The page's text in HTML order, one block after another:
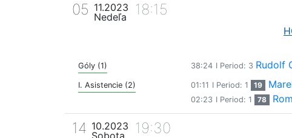
05 11.2023
Nedeľa
18:15
Góly (1) 38:24 I Period: 3 Rudolf
I. Asistencie (2) 01:11 I Period: 1 19
02:23 I Period: 1 78
14 10.2023
19:30